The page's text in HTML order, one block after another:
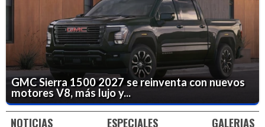
GMC Sierra 1500 2027 se reinventa con nuevos
motores V8, más lujo y...
NOTICIAS ESPECIALES GALERIAS